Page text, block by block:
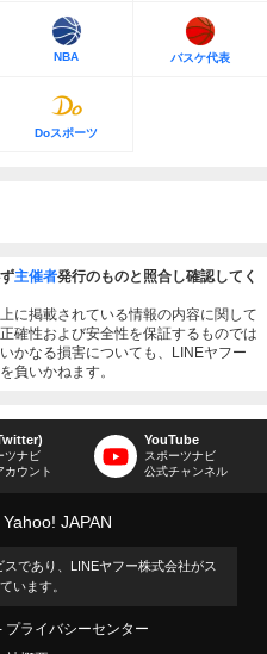
NBA バスケ代表
Doスポーツ
主催者発行のものと照合し確認してく
に掲載されている情報の内容に関して
確性および安全性を保証するものでは
かなる損害についても、LINEヤフー
負いかねます。
ツナビ
カウント
YouTube
スポーツナビ
公式チャンネル
Yahoo! JAPAN
であり、LINEヤフー株式会社がス
います。
プライバシーセンター